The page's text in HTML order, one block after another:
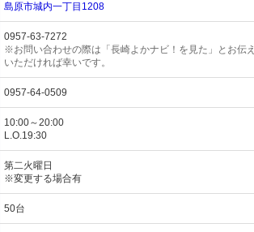
島原市城内一丁目1208
0957-63-7272
※お問い合わせの際は「長崎よかナビ！を見た」とお伝え
いただければ幸いです。
0957-64-0509
10:00～20:00
L.O.19:30
第二火曜日
※変更する場合有
50台